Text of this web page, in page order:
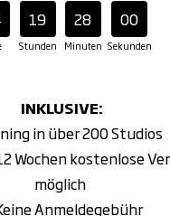
19
Stunden
27
Minuten
58
Sekunden
INKLUSIVE:
in über 200 Studios
Wochen kostenlose
möglich
Anmeldegebühr